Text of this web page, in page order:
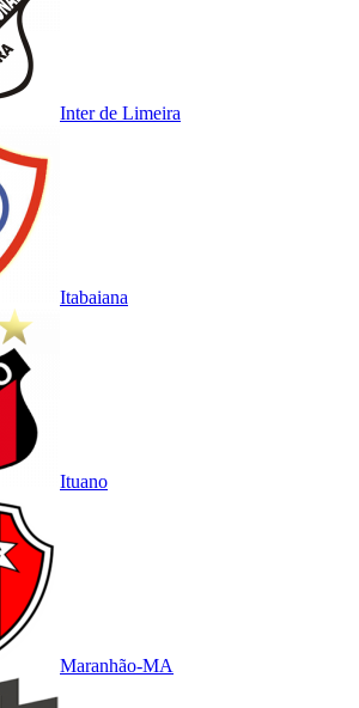
Inter de Limeira
Itabaiana
Ituano
Maranhão-MA